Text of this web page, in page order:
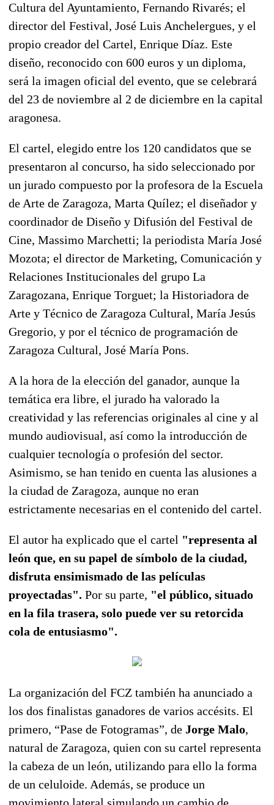
Cultura del Ayuntamiento, Fernando Rivarés; el
director del Festival, José Luis Anchelergues, y el
propio creador del Cartel, Enrique Díaz. Este
diseño, reconocido con 600 euros y un diploma,
será la imagen oficial del evento, que se celebrará
del 23 de noviembre al 2 de diciembre en la capital
aragonesa.
El cartel, elegido entre los 120 candidatos que se
presentaron al concurso, ha sido seleccionado por
un jurado compuesto por la profesora de la Escuela
de Arte de Zaragoza, Marta Quílez; el diseñador y
coordinador de Diseño y Difusión del Festival de
Cine, Massimo Marchetti; la periodista María José
Mozota; el director de Marketing, Comunicación y
Relaciones Institucionales del grupo La
Zaragozana, Enrique Torguet; la Historiadora de
Arte y Técnico de Zaragoza Cultural, María Jesús
Gregorio, y por el técnico de programación de
Zaragoza Cultural, José María Pons.
A la hora de la elección del ganador, aunque la
temática era libre, el jurado ha valorado la
creatividad y las referencias originales al cine y al
mundo audiovisual, así como la introducción de
cualquier tecnología o profesión del sector.
Asimismo, se han tenido en cuenta las alusiones a
la ciudad de Zaragoza, aunque no eran
estrictamente necesarias en el contenido del cartel.
El autor ha explicado que el cartel "representa al
león que, en su papel de símbolo de la ciudad,
disfruta ensimismado de las películas
proyectadas". Por su parte, "el público, situado
en la fila trasera, solo puede ver su retorcida
cola de entusiasmo".
La organización del FCZ también ha anunciado a
los dos finalistas ganadores de varios accésits. El
primero, “Pase de Fotogramas”, de Jorge Malo,
natural de Zaragoza, quien con su cartel representa
la cabeza de un león, utilizando para ello la forma
de un celuloide. Además, se produce un